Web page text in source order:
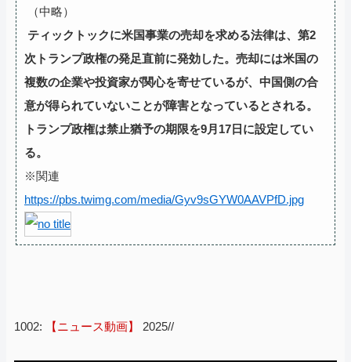
（中略）
ティックトックに米国事業の売却を求める法律は、第2
次トランプ政権の発足直前に発効した。売却には米国の
複数の企業や投資家が関心を寄せているが、中国側の合
意が得られていないことが障害となっているとされる。
トランプ政権は禁止猶予の期限を9月17日に設定してい
る。
※関連
https://pbs.twimg.com/media/Gyv9sGYW0AAVPfD.jpg
1002: 【ニュース動画】 2025//